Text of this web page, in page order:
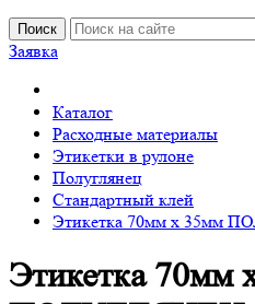
Поиск
Заявка
Каталог
Расходные материалы
Этикетки в рулоне
Полуглянец
Стандартный клей
Этикетка 70мм х 35мм
Этикетка 70мм